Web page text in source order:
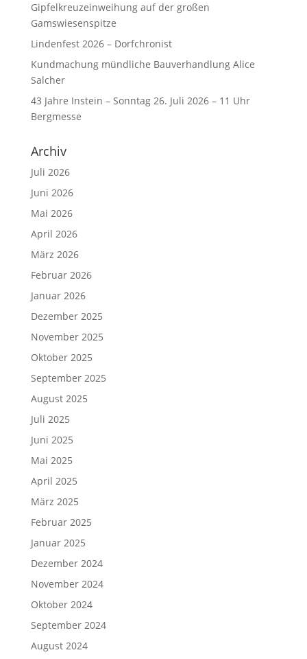
Gipfelkreuzeinweihung auf der großen
Gamswiesenspitze
Lindenfest 2026 – Dorfchronist
Kundmachung mündliche Bauverhandlung Alice
Salcher
43 Jahre Instein – Sonntag 26. Juli 2026 – 11 Uhr
Bergmesse
Archiv
Juli 2026
Juni 2026
Mai 2026
April 2026
März 2026
Februar 2026
Januar 2026
Dezember 2025
November 2025
Oktober 2025
September 2025
August 2025
Juli 2025
Juni 2025
Mai 2025
April 2025
März 2025
Februar 2025
Januar 2025
Dezember 2024
November 2024
Oktober 2024
September 2024
August 2024